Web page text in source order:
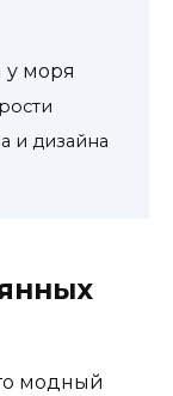
моря
и дизайна
модный